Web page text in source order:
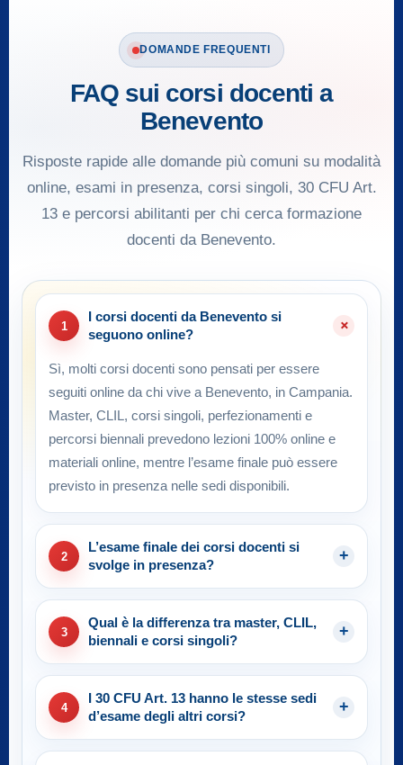
DOMANDE FREQUENTI
FAQ sui corsi docenti a
Benevento
Risposte rapide alle domande più comuni su modalità
online, esami in presenza, corsi singoli, 30 CFU Art.
13 e percorsi abilitanti per chi cerca formazione
docenti da Benevento.
1
I corsi docenti da Benevento si
seguono online?
Sì, molti corsi docenti sono pensati per essere
seguiti online da chi vive a Benevento, in Campania.
Master, CLIL, corsi singoli, perfezionamenti e
percorsi biennali prevedono lezioni 100% online e
materiali online, mentre l’esame finale può essere
previsto in presenza nelle sedi disponibili.
2
L’esame finale dei corsi docenti si
svolge in presenza?
3
Qual è la differenza tra master, CLIL,
biennali e corsi singoli?
4
I 30 CFU Art. 13 hanno le stesse sedi
d’esame degli altri corsi?